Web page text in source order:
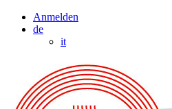
Anmelden
de
it